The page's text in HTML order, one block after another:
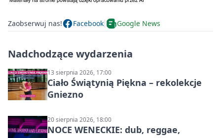
Zaobserwuj nas! Facebook Google News
Nadchodzące wydarzenia
13 sierpnia 2026, 17:00
Ciało Świątynią Piękna – rekolekcje
Gniezno
20 sierpnia 2026, 18:00
NOCE WENECKIE: dub, reggae,